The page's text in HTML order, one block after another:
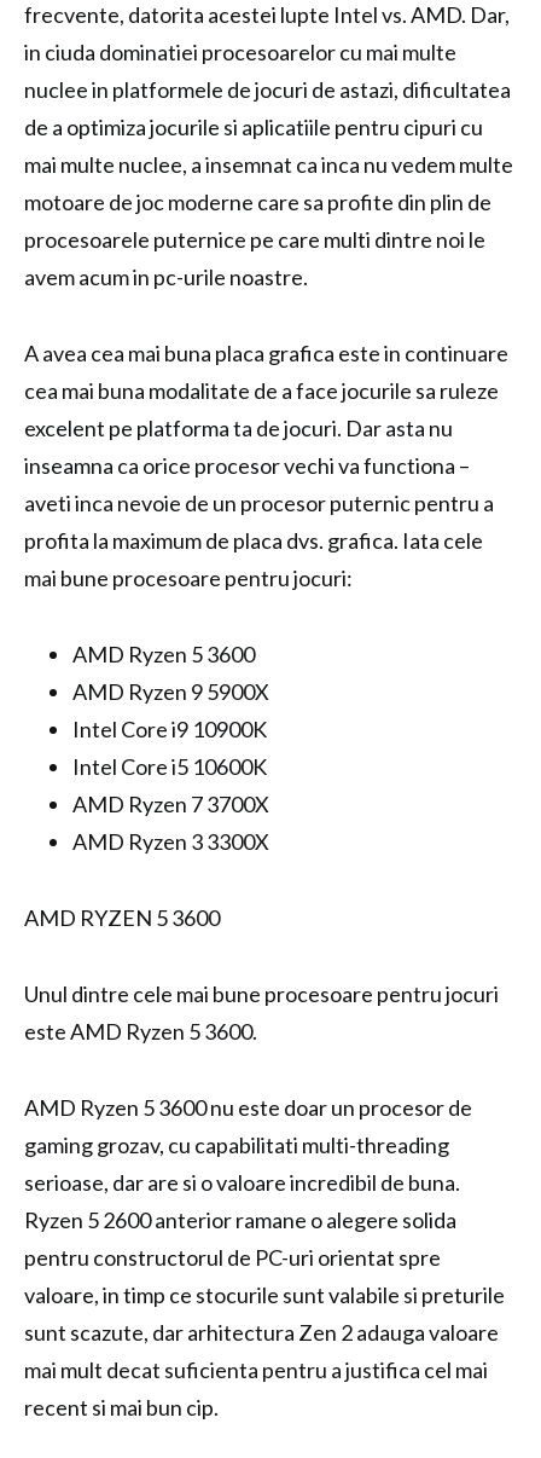
frecvente, datorita acestei lupte Intel vs. AMD. Dar,
in ciuda dominatiei procesoarelor cu mai multe
nuclee in platformele de jocuri de astazi, dificultatea
de a optimiza jocurile si aplicatiile pentru cipuri cu
mai multe nuclee, a insemnat ca inca nu vedem multe
motoare de joc moderne care sa profite din plin de
procesoarele puternice pe care multi dintre noi le
avem acum in pc-urile noastre.
A avea cea mai buna placa grafica este in continuare
cea mai buna modalitate de a face jocurile sa ruleze
excelent pe platforma ta de jocuri. Dar asta nu
inseamna ca orice procesor vechi va functiona –
aveti inca nevoie de un procesor puternic pentru a
profita la maximum de placa dvs. grafica. Iata cele
mai bune procesoare pentru jocuri:
AMD Ryzen 5 3600
AMD Ryzen 9 5900X
Intel Core i9 10900K
Intel Core i5 10600K
AMD Ryzen 7 3700X
AMD Ryzen 3 3300X
AMD RYZEN 5 3600
Unul dintre cele mai bune procesoare pentru jocuri
este AMD Ryzen 5 3600.
AMD Ryzen 5 3600 nu este doar un procesor de
gaming grozav, cu capabilitati multi-threading
serioase, dar are si o valoare incredibil de buna.
Ryzen 5 2600 anterior ramane o alegere solida
pentru constructorul de PC-uri orientat spre
valoare, in timp ce stocurile sunt valabile si preturile
sunt scazute, dar arhitectura Zen 2 adauga valoare
mai mult decat suficienta pentru a justifica cel mai
recent si mai bun cip.